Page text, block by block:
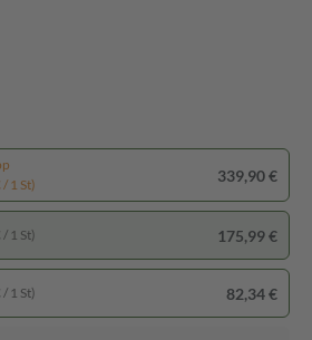
1 St)
339,90 €
1 St) 175,99 €
1 St) 82,34 €